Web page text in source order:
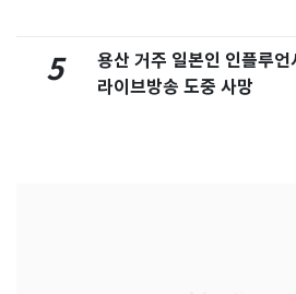
5
용산 거주 일본인 인플루
라이브방송 도중 사망